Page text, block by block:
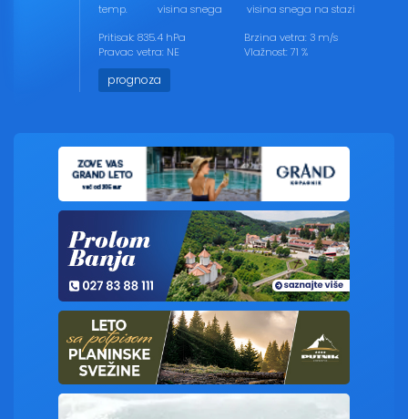
temp. visina snega
visina snega na stazi
Pritisak: 835.4 hPa
Pravac vetra: NE
Brzina vetra: 3 m/s
Vlažnost: 71 %
prognoza